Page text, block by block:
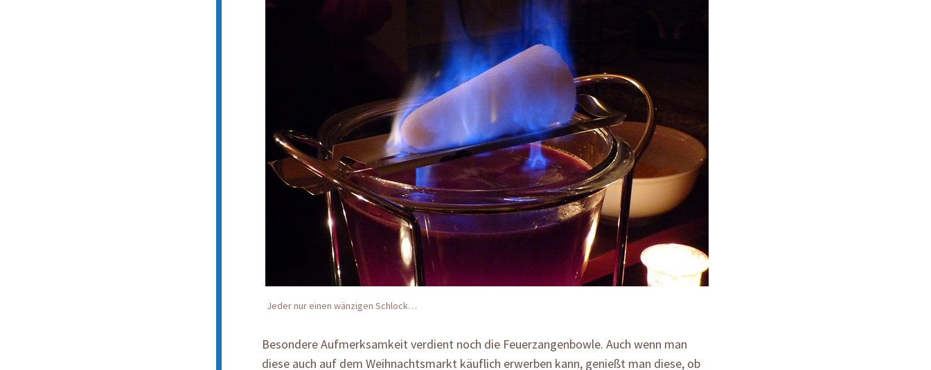
Jeder nur einen wänzigen Schlock…
Besondere Aufmerksamkeit verdient noch die Feuerzangenbowle. Auch wenn man
diese auch auf dem Weihnachtsmarkt käuflich erwerben kann, genießt man diese, ob